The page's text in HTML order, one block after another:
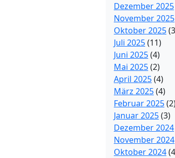
Dezember 2025
November 2025
Oktober 2025
Juli 2025(11)
Juni 2025(4)
Mai 2025(2)
April 2025(4)
März 2025(4)
Februar 2025
Januar 2025(3)
Dezember 2024
November 2024
Oktober 2024